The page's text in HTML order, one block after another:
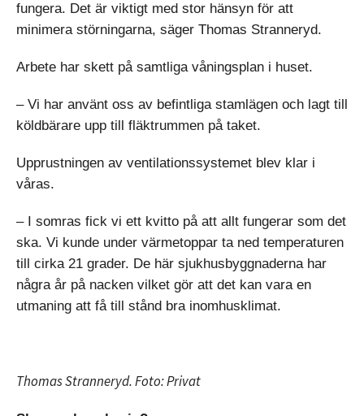
fungera. Det är viktigt med stor hänsyn för att
minimera störningarna, säger Thomas Stranneryd.
Arbete har skett på samtliga våningsplan i huset.
– Vi har använt oss av befintliga stamlägen och lagt till
köldbärare upp till fläktrummen på taket.
Upprustningen av ventilationssystemet blev klar i
våras.
– I somras fick vi ett kvitto på att allt fungerar som det
ska. Vi kunde under värmetoppar ta ned temperaturen
till cirka 21 grader. De här sjukhusbyggnaderna har
några år på nacken vilket gör att det kan vara en
utmaning att få till stånd bra inomhusklimat.
Thomas Stranneryd. Foto: Privat